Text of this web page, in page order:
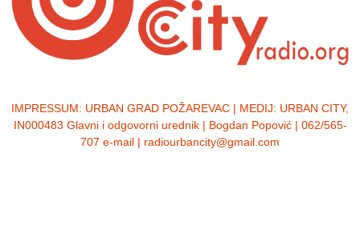
IMPRESSUM: URBAN GRAD POŽAREVAC | MEDIJ: URBAN CITY,
IN000483 Glavni i odgovorni urednik | Bogdan Popović | 062/565-
707 e-mail | radiourbancity@gmail.com